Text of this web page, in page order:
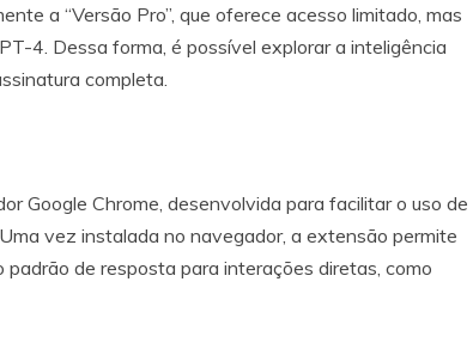
a “Versão Pro”, que oferece acesso limitado, mas
4. Dessa forma, é possível explorar a inteligência
completa.
Google Chrome, desenvolvida para facilitar o uso de
vez instalada no navegador, a extensão permite
de resposta para interações diretas, como